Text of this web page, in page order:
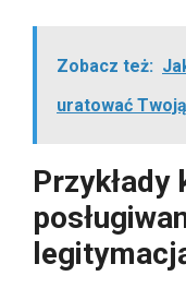
Zobacz też:
uratować
Przykłady